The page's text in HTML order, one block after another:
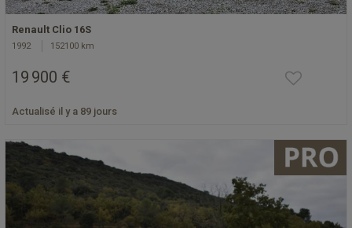
Renault Clio 16S
1992 152100 km
19 900 €
Actualisé il y a 89 jours